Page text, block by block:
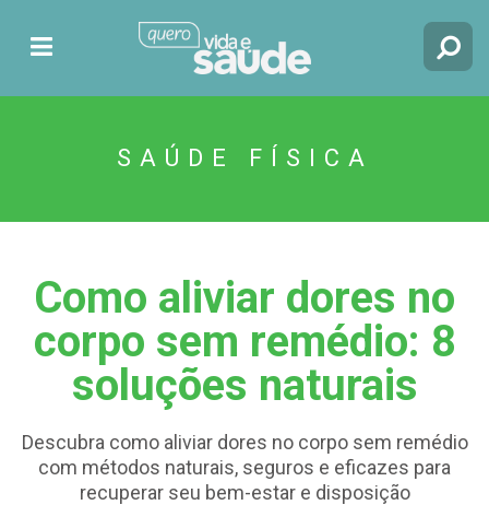
SAÚDE FÍSICA
Como aliviar dores no
corpo sem remédio: 8
soluções naturais
Descubra como aliviar dores no corpo sem remédio
com métodos naturais, seguros e eficazes para
recuperar seu bem-estar e disposição